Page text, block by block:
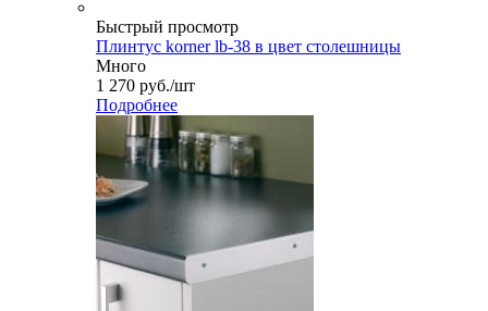
Быстрый просмотр
Плинтус korner lb-38 в цвет столешницы
Много
1 270 руб./шт
Подробнее